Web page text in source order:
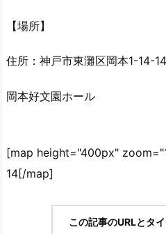
【場所】
住所：神戸市東灘区岡本1-14-14
岡本好文園ホール
[map height="400px"
14[/map]
この記事のURLとタ